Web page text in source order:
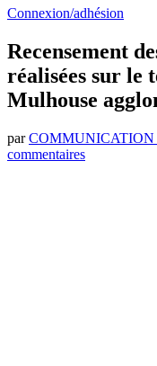
Connexion/adhésion
Recensement
réalisées sur le
Mulhouse
parCOMMUNICATION
commentaires